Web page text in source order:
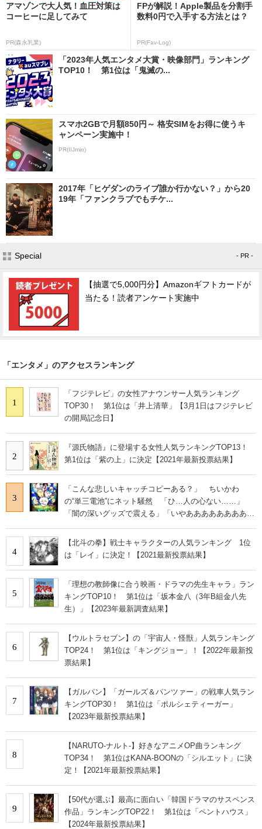
アマゾンで大人気！血圧対策は
コーヒーに足してみて
PR(森永乳業)
FPが解説！Apple製品を分割手
数料0円で入手する方法とは？
PR(Fav-Log)
「2023年人気エンタメ大賞・映像部門」ランキング
TOP10！ 第1位は「鬼滅の...
スマホ2GBで月額850円～ 格安SIMをお得に使うキ
ャンペーン実施中！
PR(IIJmio)
2017年「ヒゲダンのライブ誰か行かない？」から20
19年「ファンクラブでもチケ...
Special - PR -
【抽選で5,000円分】Amazonギフトカードが
当たる！読者アンケート実施中
「エンタメ」のアクセスランキング
1
「フジテレビ」の女性アナウンサー人気ランキング
TOP30！ 第1位は「井上清華」【3月1日はフジテレビ
の開局記念日】
2
『源氏物語』に登場する女性人気ランキングTOP13！
第1位は「紫の上」に決定【2021年最新投票結果】
3
「こんな悲しいキャッチコピーある？」 ちいかわ
の“単三電池”にネット騒然 「ひ…人の心ない……」
「闇の深いグッズで震える」「いやあああああああああ
4
【北斗の拳】戦士キャラクターの人気ランキング 1位
は「レイ」に決定！【2021最新投票結果】
5
「理想の教師像に合う映画・ドラマの先生キャラ」ラン
キングTOP10！ 第1位は「坂本金八（3年B組金八先
生）」【2023年最新調査結果】
6
【ウルトラセブン】の「宇宙人・怪獣」人気ランキング
TOP24！ 第1位は「キングジョー」！【2022年最新投
票結果】
7
【ガルパン】「ガールズ＆パンツァー」の戦車人気ラン
キングTOP30！ 第1位は「ポルシェティーガー」
【2023年最新投票結果】
8
【NARUTO-ナルト-】好きなアニメOP曲ランキング
TOP34！ 第1位はKANA-BOONの「シルエット」に決
定！【2021年最新投票結果】
9
【50代が選ぶ】最高に面白い「韓国ドラマのサスペンス
作品」ランキングTOP22！ 第1位は「ペントハウス」
【2024年最新投票結果】